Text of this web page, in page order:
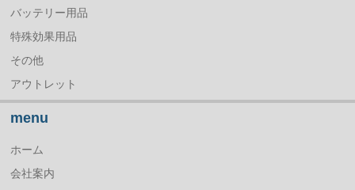
バッテリー用品
特殊効果用品
その他
アウトレット
menu
ホーム
会社案内